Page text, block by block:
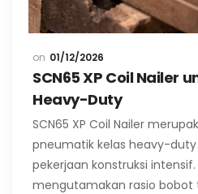
01/12/2026
SCN65 XP Coil Nailer
Heavy-Duty
SCN65 XP Coil Nailer
pneumatik kelas heavy-
pekerjaan konstruksi intensif.
mengutamakan rasio bobot